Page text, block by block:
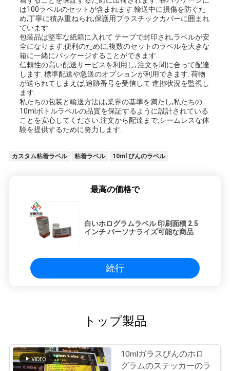
は100ラベルのセットが含まれます.輸送中に損傷を防ぐた
め,丁寧に積み重ねられ,保護用プラスチックカバーに囲まれ
ています..
包装品は堅牢な紙箱に入れて テープで封印され,ラベルが安
全になります.便利のために,複数のセットのラベルを大きな
箱に一緒にパッケージすることができます..
信頼性の高い配送サービスを利用し, 注文を間に合って配達
します. 標準配送や急送のオプションが利用できます. 荷物
が送られてしまえば,追跡番号を受信して 進捗状況を監視し
ます.
私たちの包装と輸送方法は,業界の基準を満たし,私たちの
10mlボトルラベルの品質を保証するように設計されている
ことを安心してください.注文から配達まで,シームレスな体
験を提供するために努力します.
カスタム粘着ラベル 粘着ラベル 10ml びんのラベル
最高の価格で
白いホログラムラベル 印刷面積 2.5
インチ パーソナライズ可能な商品
続行
トップ製品
10mlガラスびんのホロ
グラムのステッカーのラ